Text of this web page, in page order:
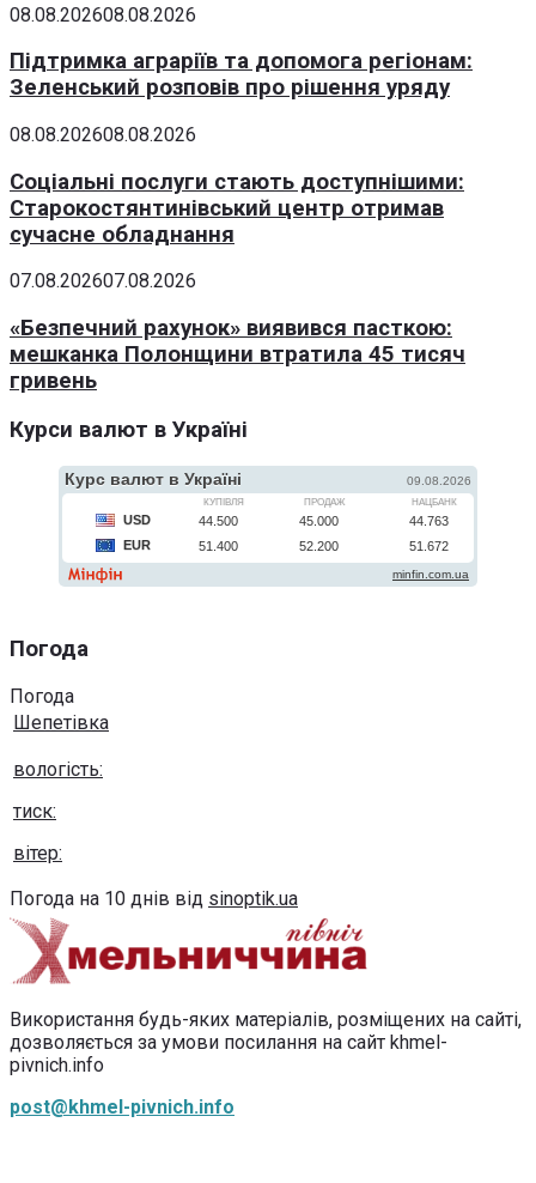
08.08.202608.08.2026
Підтримка аграріїв та допомога регіонам:
Зеленський розповів про рішення уряду
08.08.202608.08.2026
Соціальні послуги стають доступнішими:
Старокостянтинівський центр отримав
сучасне обладнання
07.08.202607.08.2026
«Безпечний рахунок» виявився пасткою:
мешканка Полонщини втратила 45 тисяч
гривень
Курси валют в Україні
Погода
Погода
Шепетівка
вологість:
тиск:
вітер:
Погода на 10 днів від sinoptik.ua
Використання будь-яких матеріалів, розміщених на сайті,
дозволяється за умови посилання на сайт khmel-
pivnich.info
post@khmel-pivnich.info